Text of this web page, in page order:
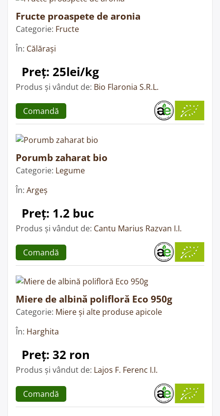
Fructe proaspete de aronia
Categorie: Fructe
În: Călărași
Preț: 25lei/kg
Produs și vândut de: Bio Flaronia S.R.L.
Comandă
Porumb zaharat bio
Categorie: Legume
În: Argeș
Preț: 1.2 buc
Produs și vândut de: Cantu Marius Razvan I.I.
Comandă
Miere de albină polifloră Eco 950g
Categorie: Miere și alte produse apicole
În: Harghita
Preț: 32 ron
Produs și vândut de: Lajos F. Ferenc I.I.
Comandă